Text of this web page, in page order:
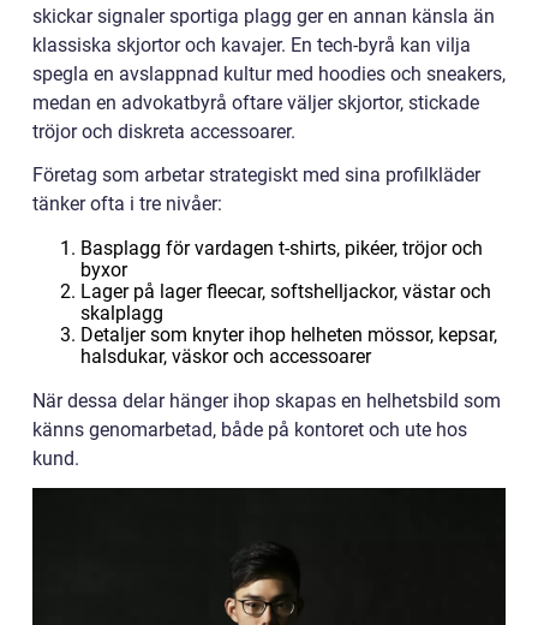
skickar signaler sportiga plagg ger en annan känsla än
klassiska skjortor och kavajer. En tech-byrå kan vilja
spegla en avslappnad kultur med hoodies och sneakers,
medan en advokatbyrå oftare väljer skjortor, stickade
tröjor och diskreta accessoarer.
Företag som arbetar strategiskt med sina profilkläder
tänker ofta i tre nivåer:
Basplagg för vardagen t-shirts, pikéer, tröjor och
byxor
Lager på lager fleecar, softshelljackor, västar och
skalplagg
Detaljer som knyter ihop helheten mössor, kepsar,
halsdukar, väskor och accessoarer
När dessa delar hänger ihop skapas en helhetsbild som
känns genomarbetad, både på kontoret och ute hos
kund.